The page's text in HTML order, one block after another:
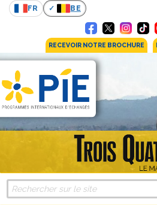
FR BE
RECEVOIR NOTRE BROCHURE